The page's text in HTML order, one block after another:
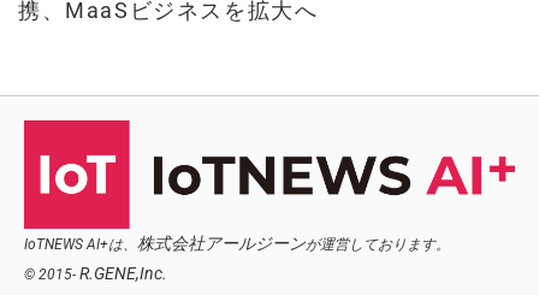
携、MaaSビジネスを拡大へ
IoTNEWS AI+は、 株式会社アールジーンが運営しております。
© 2015- R.GENE,Inc.